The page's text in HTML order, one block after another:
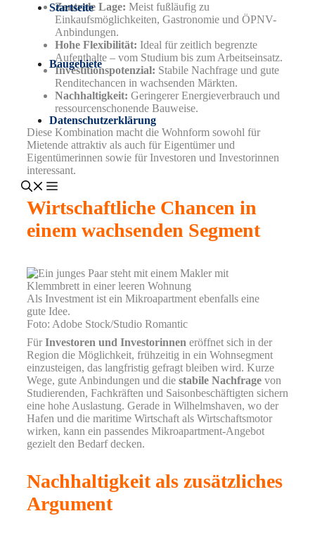
Startseite
Baugebiete
Datenschutzerklärung
Zentrale Lage: Meist fußläufig zu
Einkaufsmöglichkeiten, Gastronomie und ÖPNV-
Anbindungen.
Hohe Flexibilität: Ideal für zeitlich begrenzte
Aufenthalte – vom Studium bis zum Arbeitseinsatz.
Investitionspotenzial: Stabile Nachfrage und gute
Renditechancen in wachsenden Märkten.
Nachhaltigkeit: Geringerer Energieverbrauch und
ressourcenschonende Bauweise.
Diese Kombination macht die Wohnform sowohl für
Mietende attraktiv als auch für Eigentümer und
Eigentümerinnen sowie für Investoren und Investorinnen
interessant.
Wirtschaftliche Chancen in
einem wachsenden Segment
Als Investment ist ein Mikroapartment ebenfalls eine
gute Idee.
Foto: Adobe Stock/Studio Romantic
Für Investoren und Investorinnen eröffnet sich in der
Region die Möglichkeit, frühzeitig in ein Wohnsegment
einzusteigen, das langfristig gefragt bleiben wird. Kurze
Wege, gute Anbindungen und die stabile Nachfrage von
Studierenden, Fachkräften und Saisonbeschäftigten sichern
eine hohe Auslastung. Gerade in Wilhelmshaven, wo der
Hafen und die maritime Wirtschaft als Wirtschaftsmotor
wirken, kann ein passendes Mikroapartment-Angebot
gezielt den Bedarf decken.
Nachhaltigkeit als zusätzliches
Argument